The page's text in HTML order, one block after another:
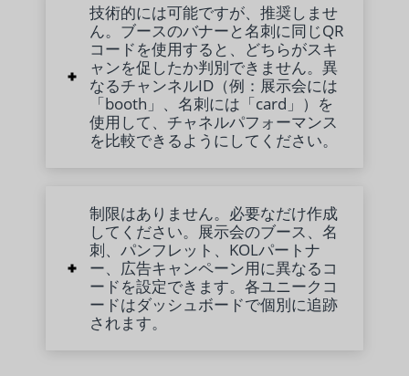
技術的には可能ですが、推奨しませ
ん。ブースのバナーと名刺に同じQR
コードを使用すると、どちらがスキ
ャンを促したか判別できません。異
なるチャンネルID（例：展示会には
「booth」、名刺には「card」）を
使用して、チャネルパフォーマンス
を比較できるようにしてください。
制限はありません。必要なだけ作成
してください。展示会のブース、名
刺、パンフレット、KOLパートナ
ー、広告キャンペーン用に異なるコ
ードを設定できます。各ユニークコ
ードはダッシュボードで個別に追跡
されます。